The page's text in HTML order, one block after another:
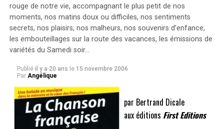
rouge de notre vie, accompagnant le plus petit de nos
moments, nos matins doux ou difficiles, nos sentiments
secrets, nos plaisirs, nos malheurs, nos souvenirs d’enfance,
les embouteillages sur la route des vacances, les émissions de
variétés du Samedi soir…
Publié il y a 20 ans le 15 novembre 2006
Par Angélique
par Bertrand Dicale
aux éditions First Editions